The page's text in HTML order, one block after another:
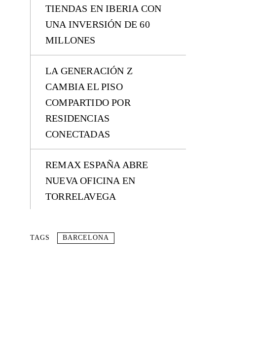
TIENDAS EN IBERIA CON
UNA INVERSIÓN DE 60
MILLONES
LA GENERACIÓN Z
CAMBIA EL PISO
COMPARTIDO POR
RESIDENCIAS
CONECTADAS
REMAX ESPAÑA ABRE
NUEVA OFICINA EN
TORRELAVEGA
TAGS BARCELONA